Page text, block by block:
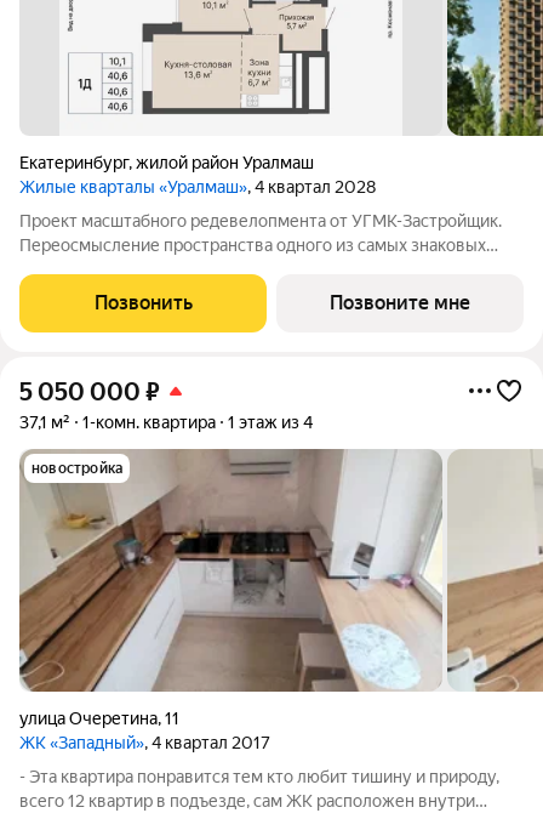
Екатеринбург,жилой район Уралмаш
Жилые кварталы «Уралмаш», 4 квартал 2028
Проект масштабного редевелопмента от УГМК-Застройщик.
Переосмысление пространства одного из самых знаковых
рождается ультрасовременный район с архитектурными
доминантами, продуманным
Позвонить Позвоните мне
5 050 000 ₽
37,1 м² 1-комн. квартира 1 этаж из 4
новостройка
улица Очеретина,11
ЖК «Западный», 4 квартал 2017
- Эта квартира понравится тем кто любит тишину и природу,
всего 12 квартир в подъезде, сам ЖК расположен внутри